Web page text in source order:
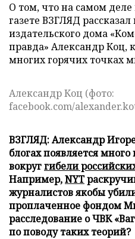
О том, что на самом
газете ВЗГЛЯД
издательского дома
правда» Александр Коц,
многих горячих точках
Александр Коц (фото:
facebook.com/
ВЗГЛЯД: Александр
блогах появляется
вокруггибели
Например,NYT
журналистов якобы
проплаченное фондом
расследование о ЧВК
по поводу таких теорий?